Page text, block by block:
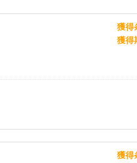
獲得
獲得
獲得